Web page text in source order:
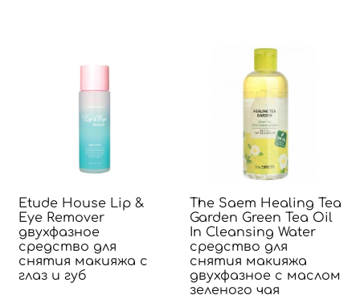
Etude House Lip &
Eye Remover
двухфазное
средство для
снятия макияжа с
глаз и губ
The Saem Healing Tea
Garden Green Tea Oil
In Cleansing Water
средство для
снятия макияжа
двухфазное с маслом
зеленого чая